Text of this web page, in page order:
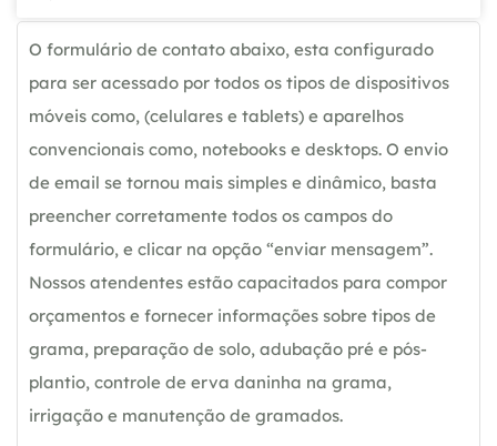
O formulário de contato abaixo, esta configurado
para ser acessado por todos os tipos de dispositivos
móveis como, (celulares e tablets) e aparelhos
convencionais como, notebooks e desktops. O envio
de email se tornou mais simples e dinâmico, basta
preencher corretamente todos os campos do
formulário, e clicar na opção “enviar mensagem”.
Nossos atendentes estão capacitados para compor
orçamentos e fornecer informações sobre tipos de
grama, preparação de solo, adubação pré e pós-
plantio, controle de erva daninha na grama,
irrigação e manutenção de gramados.